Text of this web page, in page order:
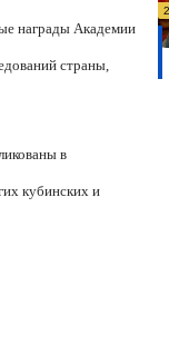
награды Академии
страны,
в
кубинских и